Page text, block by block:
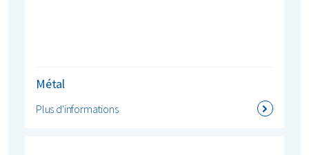
Métal
Plus d'informations